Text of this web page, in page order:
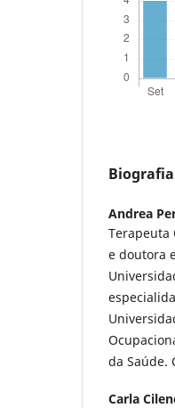
Andrea
Terapeuta
e doutora
da Saúde.
Carla